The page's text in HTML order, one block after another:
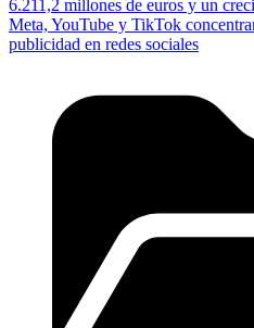
6.211,2 millones de euros y un
Meta, YouTube y TikTok
publicidad en redes sociales